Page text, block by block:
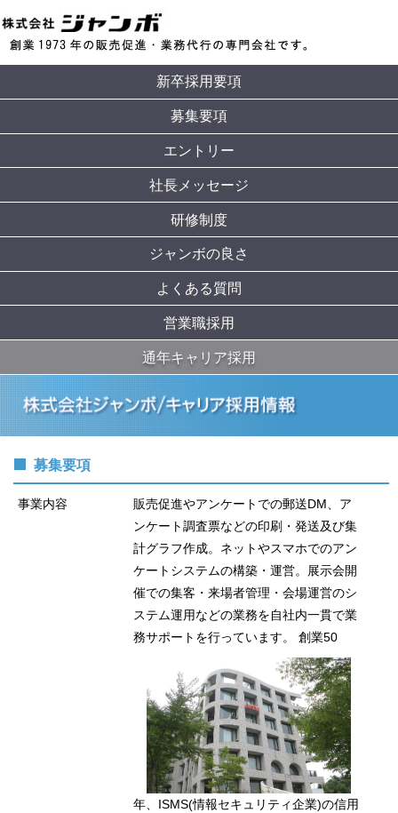
新卒採用要項
募集要項
エントリー
社長メッセージ
研修制度
ジャンボの良さ
よくある質問
営業職採用
通年キャリア採用
募集要項
事業内容
販売促進やアンケートでの郵送DM、ア
ンケート調査票などの印刷・発送及び集
計グラフ作成。ネットやスマホでのアン
ケートシステムの構築・運営。展示会開
催での集客・来場者管理・会場運営のシ
ステム運用などの業務を自社内一貫で業
務サポートを行っています。 創業50
年、ISMS(情報セキュリティ企業)の信用